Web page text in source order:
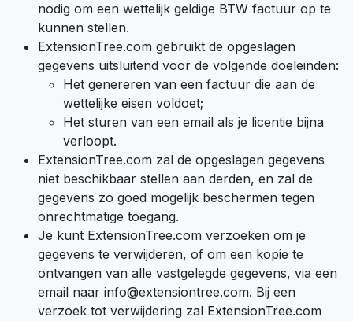
nodig om een wettelijk geldige BTW factuur op te
kunnen stellen.
ExtensionTree.com gebruikt de opgeslagen
gegevens uitsluitend voor de volgende doeleinden:
Het genereren van een factuur die aan de
wettelijke eisen voldoet;
Het sturen van een email als je licentie bijna
verloopt.
ExtensionTree.com zal de opgeslagen gegevens
niet beschikbaar stellen aan derden, en zal de
gegevens zo goed mogelijk beschermen tegen
onrechtmatige toegang.
Je kunt ExtensionTree.com verzoeken om je
gegevens te verwijderen, of om een kopie te
ontvangen van alle vastgelegde gegevens, via een
email naar info@extensiontree.com. Bij een
verzoek tot verwijdering zal ExtensionTree.com